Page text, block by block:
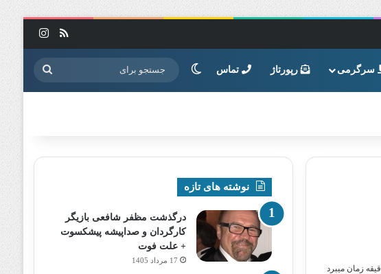
خوراک
سرگرمی رپورتاژ تماس تغییر پوسته جستجو
برای
نوشته های تازه
درگذشت مظفر شافعی بازیگر
کارگردان و صداپیشه پیشکسوت
+ علت فوت
17 مرداد 1405